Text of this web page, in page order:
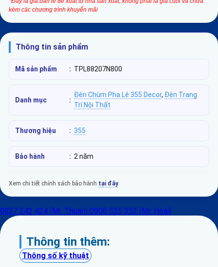
kèm các chương trình khuyến mãi
Thông tin sản phẩm
Mã sản phẩm : TPL88207N800
Danh mục :
Đèn Chùm Pha Lê 355 Decor, Đèn Trang
Trí Nội Thất
Thương hiệu : 355
Bảo hành : 2 năm
Xem chi tiết chính sách bảo hành tại đây.
0827 242 424 (Mr. Thuận) 0908 535 353 (Mr. Hoài)
Thông tin thêm:
Thông số kỹ thuật